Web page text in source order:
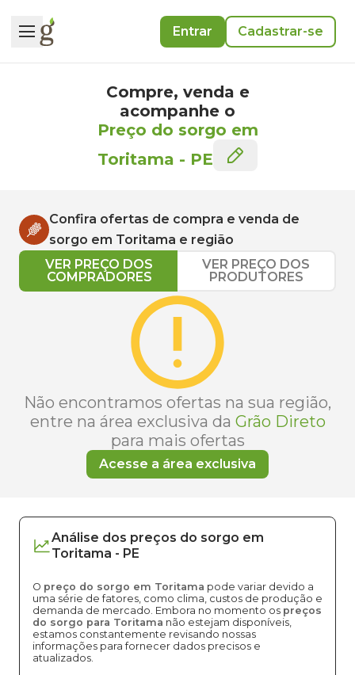
Entrar Cadastrar-se
Compre, venda e
acompanhe o
Preço do sorgo em
Toritama - PE
Confira ofertas de compra e venda de
sorgo em Toritama e região
VER PREÇO DOS
COMPRADORES
VER PREÇO DOS
PRODUTORES
Não encontramos ofertas na sua região,
entre na área exclusiva da Grão Direto
para mais ofertas
Acesse a área exclusiva
Análise dos preços do sorgo em
Toritama - PE
O preço do sorgo em Toritama pode variar devido a
uma série de fatores, como clima, custos de produção e
demanda de mercado. Embora no momento os preços
do sorgo para Toritama não estejam disponíveis,
estamos constantemente revisando nossas
informações para fornecer dados precisos e
atualizados.